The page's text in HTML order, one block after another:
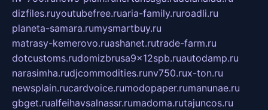
dizfiles.ruyoutubefree.ruaria-family.ruroadli.ru
planeta-samara.rumysmartbuy.ru
matrasy-kemerovo.ruashanet.rutrade-farm.ru
dotcustoms.rudomizbrusa9x12spb.ruautodamp.ru
narasimha.rudjcommodities.runv750.rux-ton.ru
newsplain.rucardvoice.rumodopaper.rumanunae.ru
gbget.rualfeihavsalnassr.rumadoma.rutajuncos.ru